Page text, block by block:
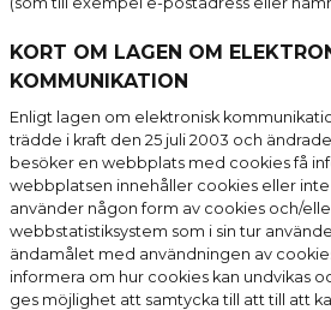
KORT OM LAGEN OM
KOMMUNIKATION
Enligt lagen om elektronisk
trädde i kraft den 25 juli 2003 och ändrades
besöker en webbplats med cookies få
webbplatsen innehåller cookies eller
använder någon form av cookies och/
webbstatistiksystem som i sin tur
ändamålet med användningen av
informera om hur cookies kan undvikas
ges möjlighet att samtycka till att till att